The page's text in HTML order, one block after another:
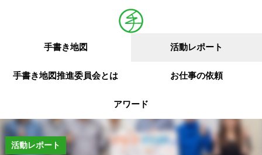
手書き地図 活動レポート
手書き地図推進委員会とは お仕事の依頼
アワード
活動レポート